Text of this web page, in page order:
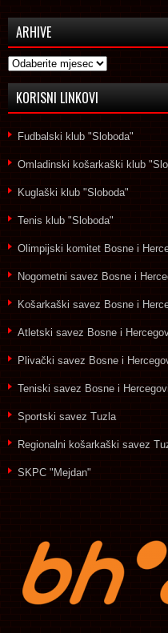
ARHIVE
Arhive
KORISNI LINKOVI
Fudbalski klub "Sloboda"
Omladinski košarkaški klub
Kuglaški klub "Sloboda"
Tenis klub "Sloboda"
Olimpijski komitet Bosne i
Nogometni savez Bosne i
Košarkaški savez Bosne i
Atletski savez Bosne i
Plivački savez Bosne i
Teniski savez Bosne i
Sportski savez Tuzla
Regionalni košarkaški savez
SKPC "Mejdan"